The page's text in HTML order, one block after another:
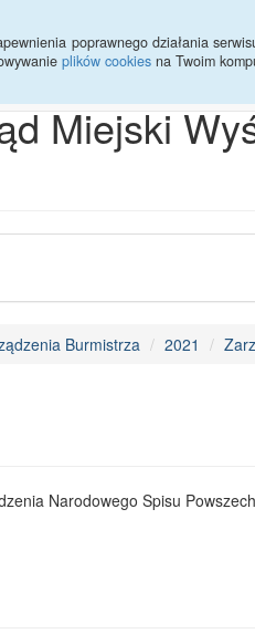
poprawnego działania
plików cookies na Twoim
Miejski
Burmistrza 2021
Narodowego Spisu